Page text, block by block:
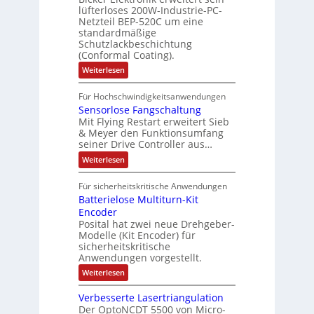
g
e
s
c
h
ä
f
t
r
i
s
c
h
e
t
o
m
a
t
i
o
g
e
w
ä
h
t
i
e
l
e
i
o
n
e
n
A
r
b
e
i
t
s
k
ä
f
t
e
t
i
o
n
e
x
p
a
n
d
i
e
r
d
u
l
e
m
i
t
2
u
n
d
4
0
A
lüfterloses 200W-Industrie-PC-
Netzteil BEP-520C um eine
standardmäßige
Schutzlackbeschichtung
(Conformal Coating).
Weiterlesen:
I
C
-
N
e
t
z
t
e
l
e
r
ä
l
t
S
c
h
u
t
z
Für Hochschwindigkeitsanwendungen
Sensorlose Fangschaltung
Mit Flying Restart erweitert Sieb
& Meyer den Funktionsumfang
seiner Drive Controller aus…
Weiterlesen:
S
n
s
l
o
s
e
F
a
n
g
s
Für sicherheitskritische Anwendungen
Batterielose Multiturn-Kit
Encoder
Posital hat zwei neue Drehgeber-
Modelle (Kit Encoder) für
sicherheitskritische
Anwendungen vorgestellt.
Weiterlesen:
B
t
t
Verbesserte Lasertriangulation
Der OptoNCDT 5500 von Micro-